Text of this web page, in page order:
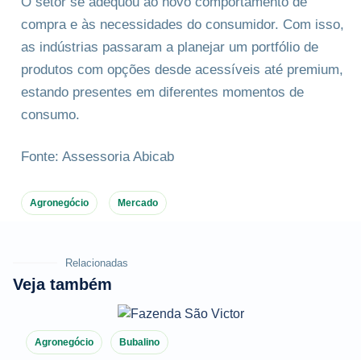
compra e às necessidades do consumidor. Com isso,
as indústrias passaram a planejar um portfólio de
produtos com opções desde acessíveis até premium,
estando presentes em diferentes momentos de
consumo.
Fonte: Assessoria Abicab
Agronegócio Mercado
Relacionadas
Veja também
Agronegócio Bubalino